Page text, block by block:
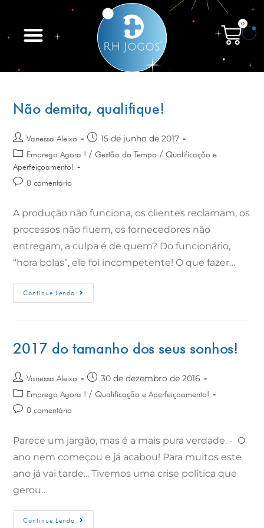
0
Não demita, qualifique!
Vanessa Aleixo 15 de junho de 2017
Emprego Agora ! / Gestão do Tempo / Qualificação e
Aperfeiçoamento!
0 comentário
A produção não funciona, os clientes reclamam, os
processos não fluem, os fornecedores não
entregam, a culpa é de quem? Do funcionário,
“hora bolas”, ele foi incompetente! O que fazer…
Continue Lendo
2017 do tamanho dos seus sonhos!
Vanessa Aleixo 30 de dezembro de 2016
Emprego Agora ! / Qualificação e Aperfeiçoamento!
0 comentário
Parece um jargão, mas é a mais pura verdade. - O
ano nem começou e já acabou! Para muitos este
ano já vai tarde... Tivemos uma crise política que
gerou…
Continue Lendo